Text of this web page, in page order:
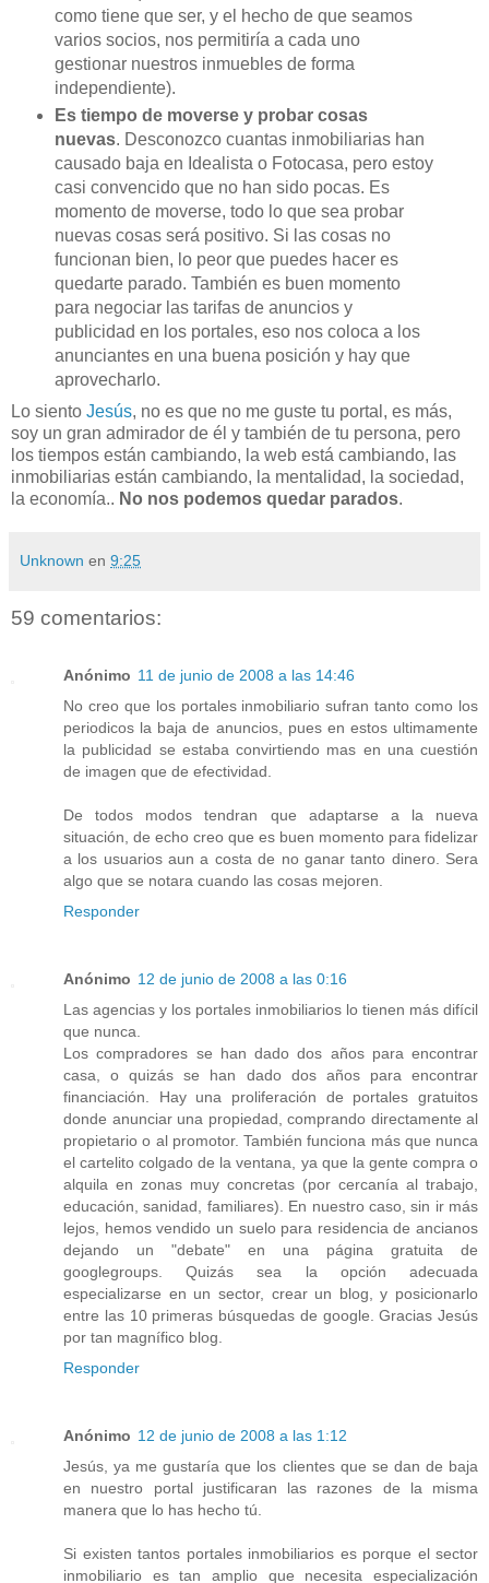
como tiene que ser, y el hecho de que seamos
varios socios, nos permitiría a cada uno
gestionar nuestros inmuebles de forma
independiente).
Es tiempo de moverse y probar cosas
nuevas. Desconozco cuantas inmobiliarias han
causado baja en Idealista o Fotocasa, pero estoy
casi convencido que no han sido pocas. Es
momento de moverse, todo lo que sea probar
nuevas cosas será positivo. Si las cosas no
funcionan bien, lo peor que puedes hacer es
quedarte parado. También es buen momento
para negociar las tarifas de anuncios y
publicidad en los portales, eso nos coloca a los
anunciantes en una buena posición y hay que
aprovecharlo.
Lo siento Jesús, no es que no me guste tu portal, es más,
soy un gran admirador de él y también de tu persona, pero
los tiempos están cambiando, la web está cambiando, las
inmobiliarias están cambiando, la mentalidad, la sociedad,
la economía.. No nos podemos quedar parados.
Unknown en 9:25
59 comentarios:
Anónimo 11 de junio de 2008 a las 14:46
No creo que los portales inmobiliario sufran tanto como los
periodicos la baja de anuncios, pues en estos ultimamente
la publicidad se estaba convirtiendo mas en una cuestión
de imagen que de efectividad.
De todos modos tendran que adaptarse a la nueva
situación, de echo creo que es buen momento para fidelizar
a los usuarios aun a costa de no ganar tanto dinero. Sera
algo que se notara cuando las cosas mejoren.
Responder
Anónimo 12 de junio de 2008 a las 0:16
Las agencias y los portales inmobiliarios lo tienen más difícil
que nunca.
Los compradores se han dado dos años para encontrar
casa, o quizás se han dado dos años para encontrar
financiación. Hay una proliferación de portales gratuitos
donde anunciar una propiedad, comprando directamente al
propietario o al promotor. También funciona más que nunca
el cartelito colgado de la ventana, ya que la gente compra o
alquila en zonas muy concretas (por cercanía al trabajo,
educación, sanidad, familiares). En nuestro caso, sin ir más
lejos, hemos vendido un suelo para residencia de ancianos
dejando un "debate" en una página gratuita de
googlegroups. Quizás sea la opción adecuada
especializarse en un sector, crear un blog, y posicionarlo
entre las 10 primeras búsquedas de google. Gracias Jesús
por tan magnífico blog.
Responder
Anónimo 12 de junio de 2008 a las 1:12
Jesús, ya me gustaría que los clientes que se dan de baja
en nuestro portal justificaran las razones de la misma
manera que lo has hecho tú.
Si existen tantos portales inmobiliarios es porque el sector
inmobiliario es tan amplio que necesita especialización